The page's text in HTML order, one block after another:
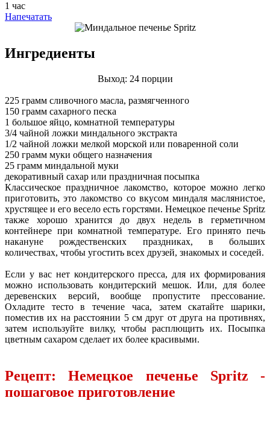
1 час
Напечатать
Ингредиенты
Выход: 24 порции
225 грамм сливочного масла, размягченного
150 грамм сахарного песка
1 большое яйцо, комнатной температуры
3/4 чайной ложки миндального экстракта
1/2 чайной ложки мелкой морской или поваренной соли
250 грамм муки общего назначения
25 грамм миндальной муки
декоративный сахар или праздничная посыпка
Классическое праздничное лакомство, которое можно легко
приготовить, это лакомство со вкусом миндаля маслянистое,
хрустящее и его весело есть горстями. Немецкое печенье Spritz
также хорошо хранится до двух недель в герметичном
контейнере при комнатной температуре. Его принято печь
накануне рождественских праздниках, в больших
количествах, чтобы угостить всех друзей, знакомых и соседей.
Если у вас нет кондитерского пресса, для их формирования
можно использовать кондитерский мешок. Или, для более
деревенских версий, вообще пропустите прессование.
Охладите тесто в течение часа, затем скатайте шарики,
поместив их на расстоянии 5 см друг от друга на противнях,
затем используйте вилку, чтобы расплющить их. Посыпка
цветным сахаром сделает их более красивыми.
Рецепт: Немецкое печенье Spritz -
пошаговое приготовление